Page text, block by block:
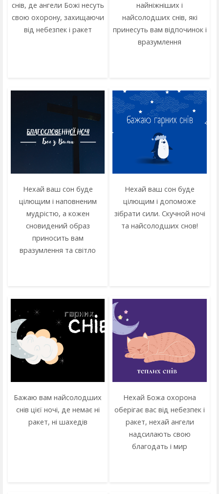
снів, де ангели Божі несуть
свою охорону, захищаючи
від небезпек і ракет
найніжніших і
найсолодших снів, які
принесуть вам відпочинок і
вразумлення
Нехай ваш сон буде
цілющим і наповненим
мудрістю, а кожен
сновидений образ
приносить вам
вразумлення та світло
Нехай ваш сон буде
цілющим і допоможе
зібрати сили. Скучной ночі
та найсолодших снов!
Бажаю вам найсолодших
снів цієї ночі, де немає ні
ракет, ні шахедів
Нехай Божа охорона
оберігає вас від небезпек і
ракет, нехай ангели
надсилають свою
благодать і мир